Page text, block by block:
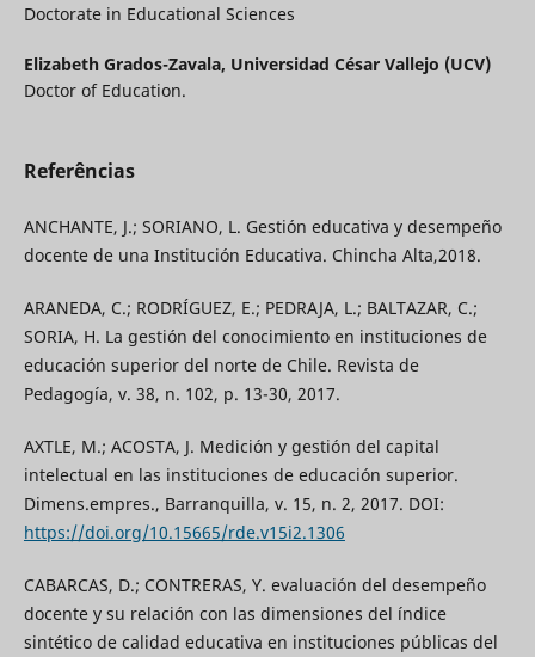
Doctorate in Educational Sciences
Elizabeth Grados-Zavala, Universidad César Vallejo (UCV)
Doctor of Education.
Referências
ANCHANTE, J.; SORIANO, L. Gestión educativa y desempeño
docente de una Institución Educativa. Chincha Alta,2018.
ARANEDA, C.; RODRÍGUEZ, E.; PEDRAJA, L.; BALTAZAR, C.;
SORIA, H. La gestión del conocimiento en instituciones de
educación superior del norte de Chile. Revista de
Pedagogía, v. 38, n. 102, p. 13-30, 2017.
AXTLE, M.; ACOSTA, J. Medición y gestión del capital
intelectual en las instituciones de educación superior.
Dimens.empres., Barranquilla, v. 15, n. 2, 2017. DOI:
https://doi.org/10.15665/rde.v15i2.1306
CABARCAS, D.; CONTRERAS, Y. evaluación del desempeño
docente y su relación con las dimensiones del índice
sintético de calidad educativa en instituciones públicas del